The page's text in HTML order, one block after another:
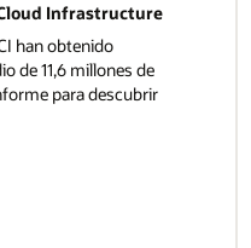
Infrastructure
han obtenido
de 11,6 millones de
para descubrir